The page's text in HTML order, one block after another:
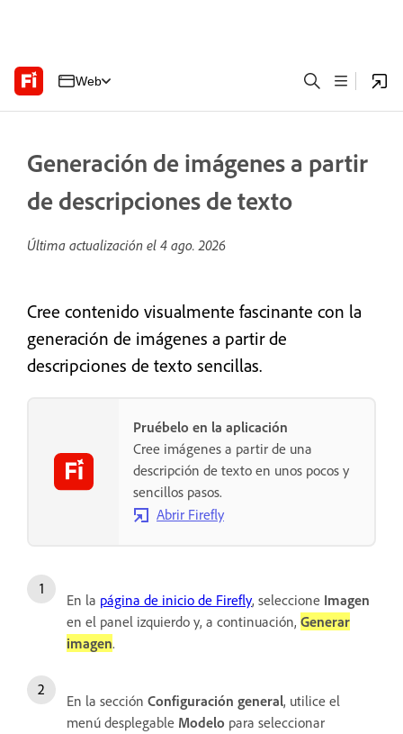
Web
Generación de imágenes a partir
de descripciones de texto
Última actualización el 4 ago. 2026
Cree contenido visualmente fascinante con la
generación de imágenes a partir de
descripciones de texto sencillas.
Pruébelo en la aplicación
Cree imágenes a partir de una
descripción de texto en unos pocos y
sencillos pasos.
Abrir Firefly
En la página de inicio de Firefly, seleccione Imagen
en el panel izquierdo y, a continuación, Generar
imagen.
En la sección Configuración general, utilice el
menú desplegable Modelo para seleccionar